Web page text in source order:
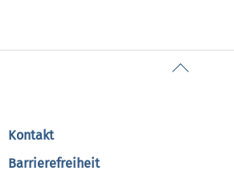
Back
Kontakt
Barrierefreiheit